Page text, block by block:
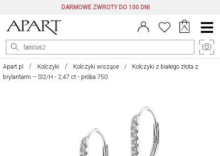
DARMOWE ZWROTY DO 100 DNI
Menu
główne
Apart.pl Kolczyki Kolczyki wiszące
Kolczyki z białego złota z
brylantami – SI2/H - 2,47 ct - próba 750